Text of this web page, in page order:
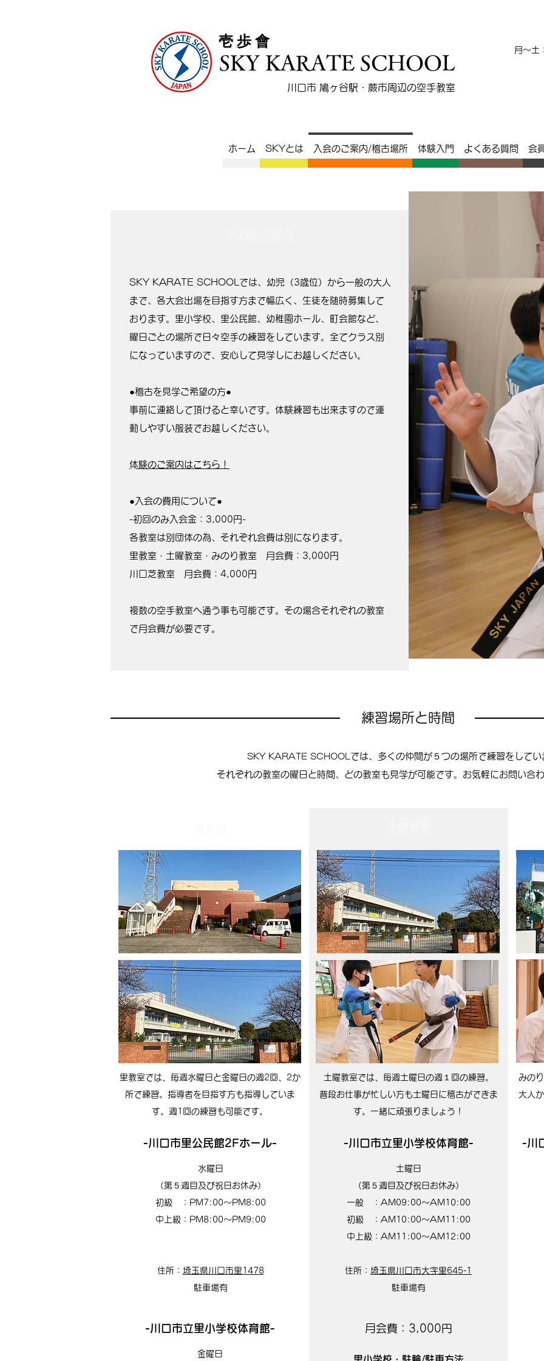
SKY KARATE SCHOOL
​壱 歩 會
川口市 鳩ヶ谷駅・蕨市周辺の空手教室
月～土
ホーム SKYとは 入会のご案内/稽古場所 体験入門 よくある質問 会
SKY KARATE SCHOOLでは、幼児（3歳位）から一般の大人
まで、各大会出場を目指す方まで幅広く、生徒を随時募集して
おります。里小学校、里公民館、幼稚園ホール、町会館など、
曜日ごとの場所で日々空手の練習をしています。全てクラス別
になっていますので、安心して見学しにお越しください。
●稽古を見学ご希望の方●
事前に連絡して頂けると幸いです。体験練習も出来ますので運
動しやすい服装でお越しください。
​体験のご案内はこちら！
●入会の費用について●
-初回のみ入会金：3,000円-
各教室は別団体の為、それぞれ会費は別になります。
里教室・土曜教室・みのり教室 月会費：3 ,000 円
川口芝教室 月会費：4 ,000円
複数の空手教室へ通う事も可能です。その場合それぞれの教室
で月会費が必要です。
練習場所と時間
SKY KARATE SCHOOL では、多くの仲間が５つの場所で練習をしてい
それぞれの教室の曜日と時間、どの教室も見学が可能です。お気軽にお問い合
里教室では、毎週水曜日と金曜日の週2回、2か
所で練習。指導者を目指す方も指導していま
す。 週1回の練習も可能です。
-川口市里公民館2Fホール-
水曜日
（第５週目及び祝日お休み）
初級 ：PM7:00〜PM8:00​
中上級：PM8:00〜PM9:00​​
住所： 埼玉県川口市里1478
駐車場有
-川口市立里小学校体育館-
金曜日
土曜教室では、 毎週土曜日の週１回の練習。
普段お仕事が忙しい方も土曜日に稽古ができま
す。一緒に頑張りましょう！
-川口市立里小学校体育館-
土曜日
（第５週目及び祝日お休み）
一般 ：AM09:00〜AM10:00​
初級 ：AM10:00〜AM11:00
中上級： AM11 :00〜AM12 :00
住所： 埼玉県川口市大字里645-1
駐車場有
月会費：3,000円
みの
大人
-川